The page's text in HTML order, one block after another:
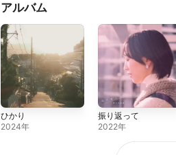
アルバム
ひかり
2024年
振り返って
2022年